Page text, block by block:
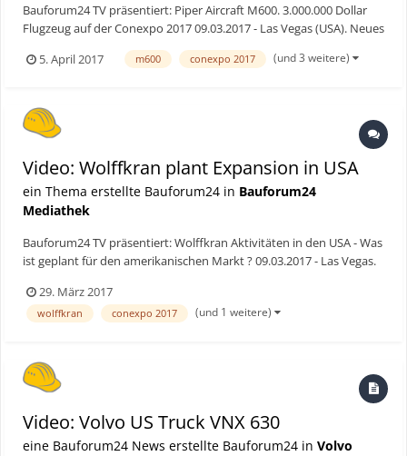
Bauforum24 TV präsentiert: Piper Aircraft M600. 3.000.000 Dollar
Flugzeug auf der Conexpo 2017 09.03.2017 - Las Vegas (USA). Neues
Dienstflugzeug für die Bauforum24 Crew? Auf der Conexpo in Las
Vegas war André sehr angetan von der brandneuen Piper M600.
5. April 2017 m600 conexpo 2017 (und 3 weitere)
Video: Wolffkran plant Expansion in USA
ein Thema erstellte Bauforum24 in Bauforum24
Mediathek
Bauforum24 TV präsentiert: Wolffkran Aktivitäten in den USA - Was
ist geplant für den amerikanischen Markt ? 09.03.2017 - Las Vegas.
Jahre gelaufen sind und was Wolffkran für die Zukunft plant, hat
uns Duncan Salt, C...
29. März 2017
wolffkran conexpo 2017 (und 1 weitere)
Video: Volvo US Truck VNX 630
eine Bauforum24 News erstellte Bauforum24 in Volvo